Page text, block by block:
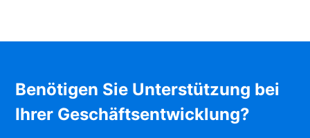
Benötigen Sie Unterstützung bei
Ihrer Geschäftsentwicklung?